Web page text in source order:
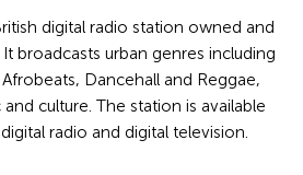
digital radio station owned and
broadcasts urban genres including
Dancehall and Reggae,
culture. The station is available
radio and digital television.